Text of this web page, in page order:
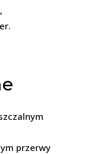
przerwy